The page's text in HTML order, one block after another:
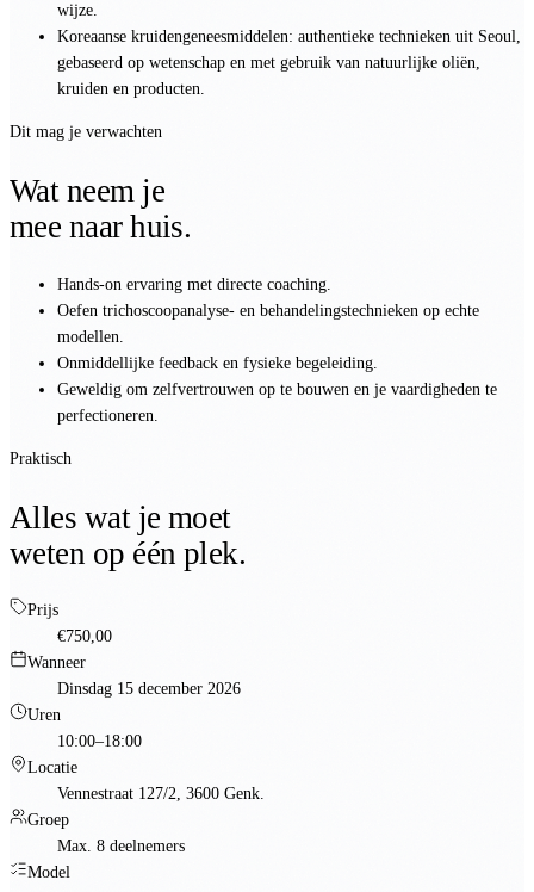
wijze.
Koreaanse kruidengeneesmiddelen: authentieke technieken uit Seoul,
gebaseerd op wetenschap en met gebruik van natuurlijke oliën,
kruiden en producten.
Dit mag je verwachten
Wat neem je
mee naar huis.
Hands-on ervaring met directe coaching.
Oefen trichoscoopanalyse- en behandelingstechnieken op echte
modellen.
Onmiddellijke feedback en fysieke begeleiding.
Geweldig om zelfvertrouwen op te bouwen en je vaardigheden te
perfectioneren.
Praktisch
Alles wat je moet
weten op één plek.
Prijs
€750,00
Wanneer
Dinsdag 15 december 2026
Uren
10:00–18:00
Locatie
Vennestraat 127/2, 3600 Genk.
Groep
Max. 8 deelnemers
Model